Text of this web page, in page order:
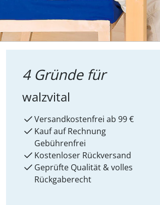
4 Gründe für
walzvital
Versandkostenfrei ab 99 €
Kauf auf Rechnung
Gebührenfrei
Kostenloser Rückversand
Geprüfte Qualität & volles
Rückgaberecht